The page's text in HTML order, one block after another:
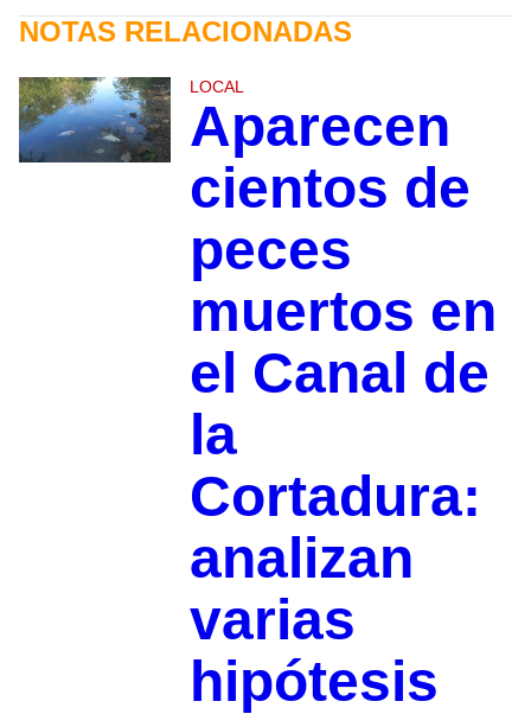
NOTAS RELACIONADAS
LOCAL
Aparecen
cientos de
peces
muertos en
el Canal de
la
Cortadura:
analizan
varias
hipótesis